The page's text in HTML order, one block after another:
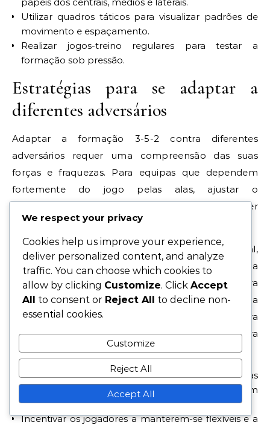
Utilizar quadros táticos para visualizar padrões de
movimento e espaçamento.
Realizar jogos-treino regulares para testar a
formação sob pressão.
Estratégias para se adaptar a
diferentes adversários
Adaptar a formação 3-5-2 contra diferentes
adversários requer uma compreensão das suas
forças e fraquezas. Para equipas que dependem
fortemente do jogo pelas alas, ajustar o
posicionamento dos laterais para fornecer
cobertura defensiva adicional pode ser eficaz.
Ao enfrentar equipas com um forte ataque central,
pode ser benéfico recuar um médio para criar uma
forma mais compacta. Por outro lado, contra
equipas que têm dificuldades em organizar a
defesa, a formação pode ser ajustada para
empurrar os laterais mais para cima no campo para
explorar espaço.
Analisar as formações dos adversários e ajustar as
suas linhas de meio-campo e defesa em
conformidade.
Incentivar os jogadores a manterem-se flexíveis e a
We respect your privacy
Cookies help us improve your experience,
deliver personalized content, and analyze
traffic. You can choose which cookies to
allow by clicking Customize. Click Accept
All to consent or Reject All to decline non-
essential cookies.
Customize
Reject All
Accept All